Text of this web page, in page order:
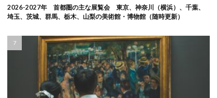
2026-2027年 首都圏の主な展覧会 東京、神奈川（横浜）、千葉、
埼玉、茨城、群馬、栃木、山梨の美術館・博物館（随時更新）